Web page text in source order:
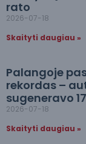
rato
2026-07-18
Skaityti daugiau »
Palangoje
rekordas –
sugeneravo
2026-07-18
Skaityti daugiau »